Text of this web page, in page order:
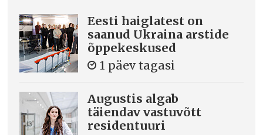
Eesti haiglatest on
saanud Ukraina arstide
õppekeskused
1 päev tagasi
Augustis algab
täiendav vastuvõtt
residentuuri